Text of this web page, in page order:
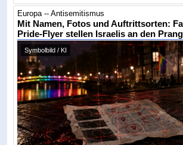
Europa -- Antisemitismus
Mit Namen, Fotos und Auftrittsorten:
Pride-Flyer stellen Israelis an den
Symbolbild / KI